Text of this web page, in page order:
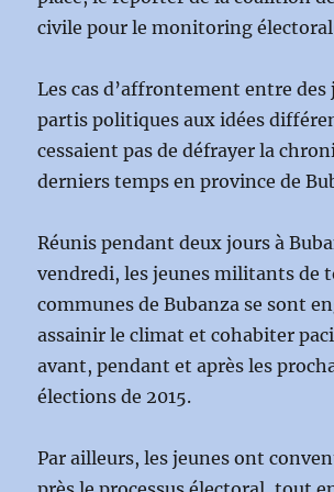
civile pour le monitoring
Les cas d’affrontement entre des
partis politiques aux idées
cessaient pas de défrayer la
derniers temps en province de
Réunis pendant deux jours à
vendredi, les jeunes militants de
communes de Bubanza se sont
assainir le climat et cohabiter
avant, pendant et après les
élections de 2015.
Par ailleurs, les jeunes ont